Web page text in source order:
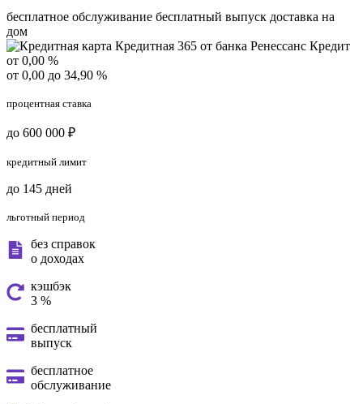
бесплатное обслуживание бесплатный выпуск доставка на
дом
от 0,00 %
от 0,00 до 34,90 %
процентная ставка
до 600 000 ₽
кредитный лимит
до 145 дней
льготный период
без справок
о доходах
кэшбэк
3 %
бесплатный
выпуск
бесплатное
обслуживание